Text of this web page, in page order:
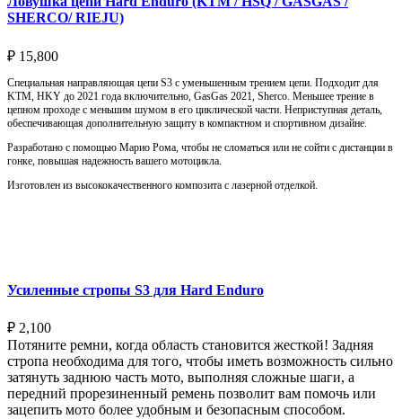
SHERCO/ RIEJU)
₽ 15,800
Специальная направляющая цепи S3 с уменьшенным трением цепи. Подходит для
KTM, HKY до 2021 года включительно, GasGas 2021, Sherco. Меньшее трение в
цепном проходе с меньшим шумом в его циклической части. Неприступная деталь,
обеспечивающая дополнительную защиту в компактном и спортивном дизайне.
Разработано с помощью Марио Рома, чтобы не сломаться или не сойти с дистанции в
гонке, повышая надежность вашего мотоцикла.
Изготовлен из высококачественного композита с лазерной отделкой.
Усиленные стропы S3 для Hard Enduro
₽ 2,100
Потяните ремни, когда область становится жесткой! Задняя
стропа необходима для того, чтобы иметь возможность сильно
затянуть заднюю часть мото, выполняя сложные шаги, а
передний прорезиненный ремень позволит вам помочь или
зацепить мото более удобным и безопасным способом.